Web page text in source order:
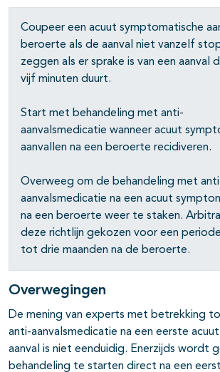
open- en dichtklappen
open- en dichtklappen
open- en dichtklappen
open- en dichtklappen
open- en dichtklappen
open- en dichtklappen
Coupeer een acuut symptomatische
beroerte als de aanval niet vanzelf
zeggen als er sprake is van een aanval
vijf minuten duurt.
Start met behandeling met anti-
aanvalsmedicatie wanneer acuut
aanvallen na een beroerte recidiveren.
Overweeg om de behandeling met
aanvalsmedicatie na een acuut
na een beroerte weer te staken.
deze richtlijn gekozen voor een
tot drie maanden na de beroerte.
Overwegingen
De mening van experts met betrekking
anti-aanvalsmedicatie na een eerste
aanval is niet eenduidig. Enerzijds wordt
behandeling te starten direct na een